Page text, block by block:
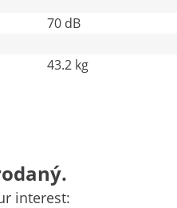
70 dB
43.2 kg
interest: